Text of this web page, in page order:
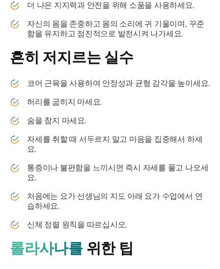
더 나은 지지력과 안전을 위해 소품을 사용하세요.
자신의 몸을 존중하고 몸의 소리에 귀 기울이며, 꾸준
함을 유지하고 점진적으로 발전시켜 나가세요.
흔히 저지르는 실수
코어 근육을 사용하여 안정성과 균형 감각을 높이세요.
허리를 굽히지 마세요.
숨을 참지 마세요.
자세를 취할 때 서두르지 말고 마음을 집중해서 하세
요.
통증이나 불편함을 느끼시면 즉시 자세를 풀고 나오세
요.
처음에는 요가 선생님의 지도 아래 요가 수업에서 연
습하세요.
신체 정렬 원칙을 따르십시오.
롤라사나를 위한 팁